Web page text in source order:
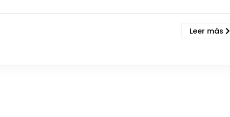
Leer más